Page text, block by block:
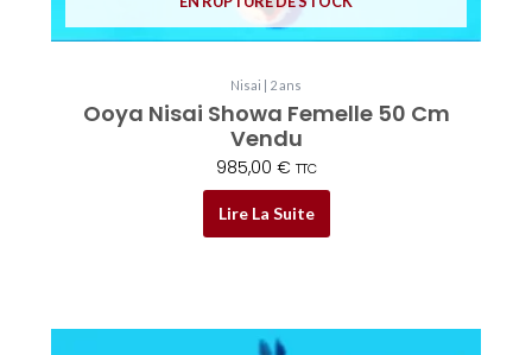
Nisai | 2 ans
Ooya Nisai Showa Femelle 50 Cm
Vendu
985,00 € TTC
Lire La Suite